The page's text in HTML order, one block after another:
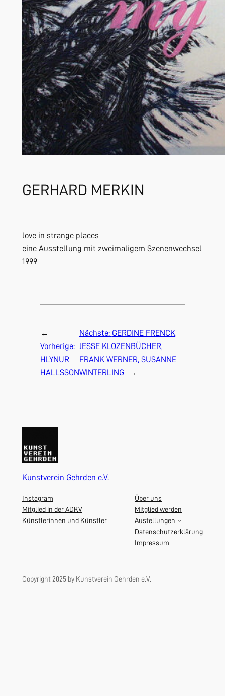
GERHARD MERKIN
love in strange places
eine Ausstellung mit zweimaligem Szenenwechsel
1999
←
Vorherige:
HLYNUR
HALLSSON
Nächste: GERDINE FRENCK,
JESSE KLOZENBÜCHER,
FRANK WERNER, SUSANNE
WINTERLING
→
Kunstverein Gehrden e.V.
Instagram
Mitglied in der ADKV
Künstlerinnen und Künstler
Über uns
Mitglied werden
Austellungen
Datenschutzerklärung
Impressum
Copyright 2025 by Kunstverein Gehrden e.V.